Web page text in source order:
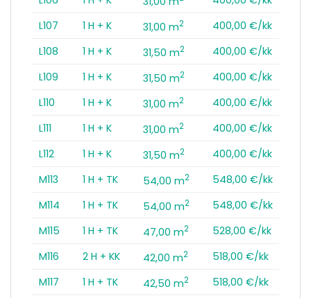
L107
1 H + K 31,00 m2
400,00 €/kk
L108
1 H + K 31,50 m2
400,00 €/kk
L109
1 H + K 31,50 m2
400,00 €/kk
L110
1 H + K 31,00 m2
400,00 €/kk
L111
1 H + K 31,00 m2
400,00 €/kk
L112
1 H + K 31,50 m2
400,00 €/kk
M113
1 H + TK 54,00 m2
548,00 €/kk
M114
1 H + TK 54,00 m2
548,00 €/kk
M115
1 H + TK 47,00 m2
528,00 €/kk
M116
2 H + KK 42,00 m2
518,00 €/kk
M117
1 H + TK 42,50 m2
518,00 €/kk